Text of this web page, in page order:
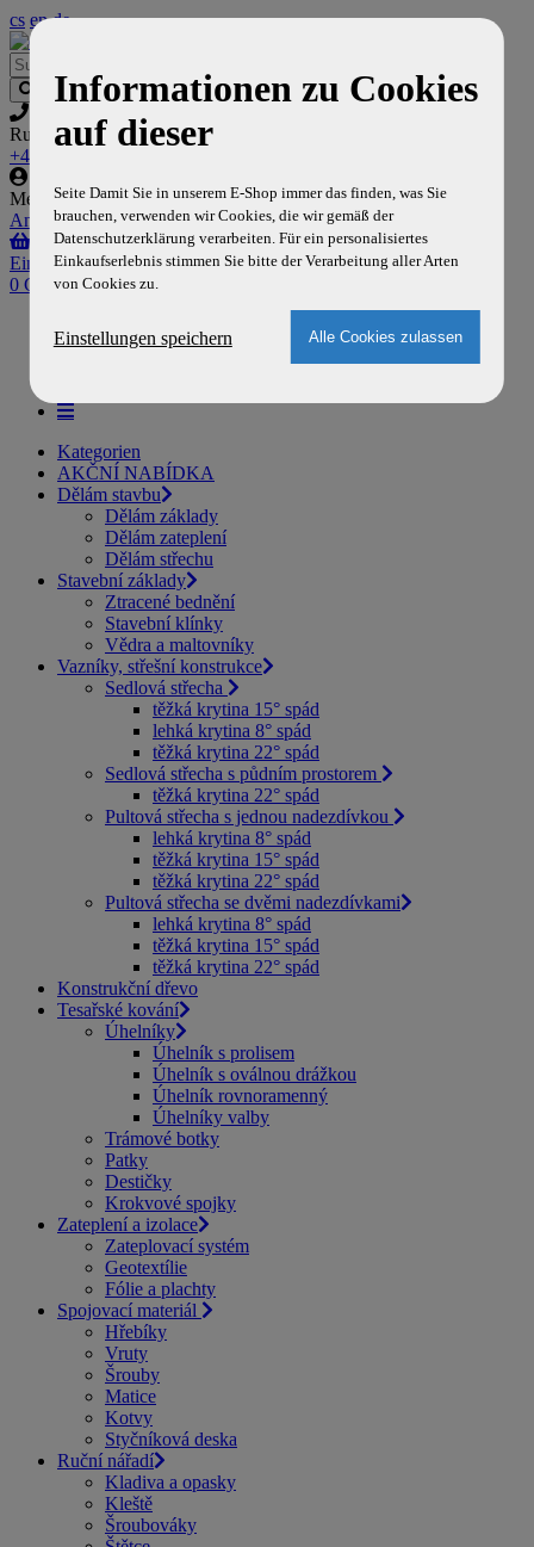
cs en de
Rufen sie uns an
+420 777 704 129
Mein Konto
Anmelden,Registrieren
Einkaufswagen
0 Gegenstände
Versand und Zahlung
Kategorien
AKČNÍ NABÍDKA
Dělám stavbu
Dělám základy
Dělám zateplení
Dělám střechu
Stavební základy
Ztracené bednění
Stavební klínky
Vědra a maltovníky
Vazníky, střešní konstrukce
Sedlová střecha
těžká krytina 15° spád
lehká krytina 8° spád
těžká krytina 22° spád
Sedlová střecha s půdním prostorem
těžká krytina 22° spád
Pultová střecha s jednou nadezdívkou
lehká krytina 8° spád
těžká krytina 15° spád
těžká krytina 22° spád
Pultová střecha se dvěmi nadezdívkami
lehká krytina 8° spád
těžká krytina 15° spád
těžká krytina 22° spád
Konstrukční dřevo
Tesařské kování
Úhelníky
Úhelník s prolisem
Úhelník s oválnou drážkou
Úhelník rovnoramenný
Úhelníky valby
Trámové botky
Patky
Destičky
Krokvové spojky
Zateplení a izolace
Zateplovací systém
Geotextílie
Fólie a plachty
Spojovací materiál
Hřebíky
Vruty
Šrouby
Matice
Kotvy
Styčníková deska
Ruční nářadí
Kladiva a opasky
Kleště
Šroubováky
Informationen zu Cookies
auf dieser
Seite Damit Sie in unserem E-Shop immer das finden, was Sie
brauchen, verwenden wir Cookies, die wir gemäß der
Datenschutzerklärung verarbeiten. Für ein personalisiertes
Einkaufserlebnis stimmen Sie bitte der Verarbeitung aller Arten
von Cookies zu.
Einstellungen speichern